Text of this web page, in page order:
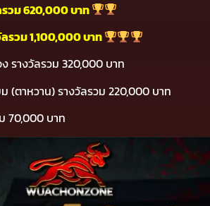
รวม 620,000 บาท
รวม 1,100,000 บาท
รางวัลรวม 320,000 บาท
ตาหวาน) รางวัลรวม 220,000 บาท
70,000 บาท